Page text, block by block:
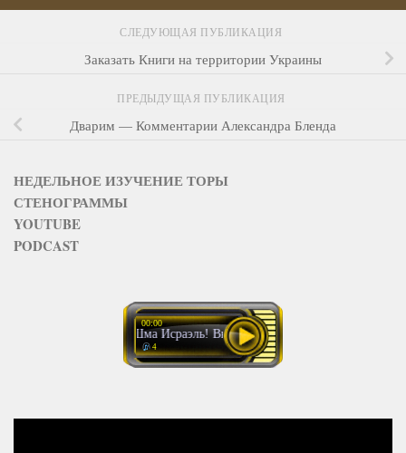
СЛЕДУЮЩАЯ ПУБЛИКАЦИЯ
Заказать Книги на территории Украины
ПРЕДЫДУЩАЯ ПУБЛИКАЦИЯ
Дварим — Комментарии Александра Бленда
НЕДЕЛЬНОЕ ИЗУЧЕНИЕ ТОРЫ
СТЕНОГРАММЫ
YOUTUBE
PODCAST
1 Шма Исраэль! Внутренние смыслы
00:00
4